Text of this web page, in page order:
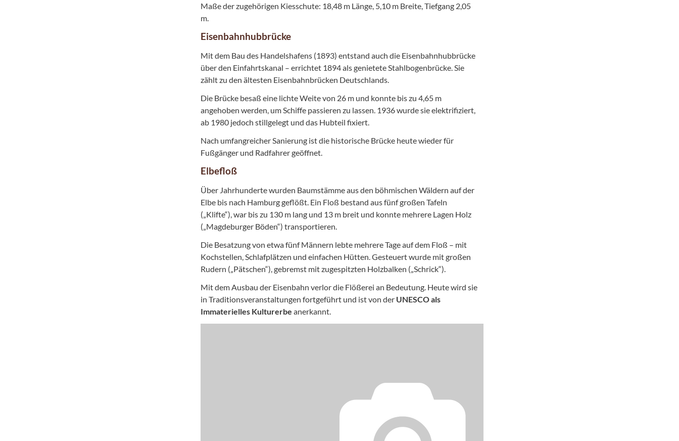
Maße der zugehörigen Kiesschute: 18,48 m Länge, 5,10 m Breite, Tiefgang 2,05
m.
Eisenbahnhubbrücke
Mit dem Bau des Handelshafens (1893) entstand auch die Eisenbahnhubbrücke
über den Einfahrtskanal – errichtet 1894 als genietete Stahlbogenbrücke. Sie
zählt zu den ältesten Eisenbahnbrücken Deutschlands.
Die Brücke besaß eine lichte Weite von 26 m und konnte bis zu 4,65 m
angehoben werden, um Schiffe passieren zu lassen. 1936 wurde sie elektrifiziert,
ab 1980 jedoch stillgelegt und das Hubteil fixiert.
Nach umfangreicher Sanierung ist die historische Brücke heute wieder für
Fußgänger und Radfahrer geöffnet.
Elbefloß
Über Jahrhunderte wurden Baumstämme aus den böhmischen Wäldern auf der
Elbe bis nach Hamburg geflößt. Ein Floß bestand aus fünf großen Tafeln
(„Klifte“), war bis zu 130 m lang und 13 m breit und konnte mehrere Lagen Holz
(„Magdeburger Böden“) transportieren.
Die Besatzung von etwa fünf Männern lebte mehrere Tage auf dem Floß – mit
Kochstellen, Schlafplätzen und einfachen Hütten. Gesteuert wurde mit großen
Rudern („Pätschen“), gebremst mit zugespitzten Holzbalken („Schrick“).
Mit dem Ausbau der Eisenbahn verlor die Flößerei an Bedeutung. Heute wird sie
in Traditionsveranstaltungen fortgeführt und ist von der UNESCO als
Immaterielles Kulturerbe anerkannt.